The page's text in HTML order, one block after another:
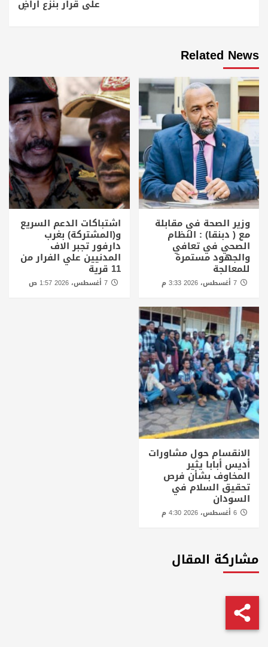
على قرار بنزع أراضٍ
Related News
وزير الصحة في مقابلة
مع ( دبنقا) : النظام
الصحي في تعافي
والجهود مستمرة
للمعالجة
اشتباكات الدعم السريع
و(المشتركة) بغرب
دارفور تجبر الاف
المدنيين علي الفرار من
11 قرية
7 أغسطس، 2026 1:57 ص
الانقسام حول مشاورات
أديس أبابا يثير
المخاوف بشأن فرص
تحقيق السلام في
السودان
مشاركة المقال